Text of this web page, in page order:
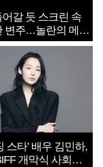
갈 듯 스크린 속
변주…놀란의 메시
쟁 속죄’
스타’ 배우 김민하,
개막식 사회자